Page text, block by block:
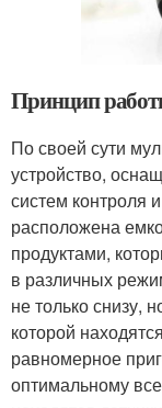
Принцип
По своей сути
устройство,
систем контроля
расположена
продуктами,
в различных
не только снизу,
которой
равномерное
оптимальному